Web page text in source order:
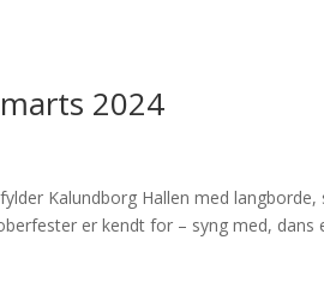
2024
Kalundborg Hallen med
er kendt for – syng med,